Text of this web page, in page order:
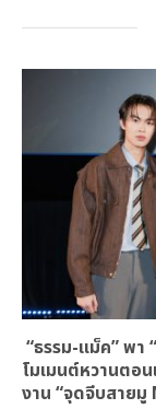
“ธรรม-แม็ค” พา
โมเมนต์หวานตอ
งาน “จุดจีบสาย